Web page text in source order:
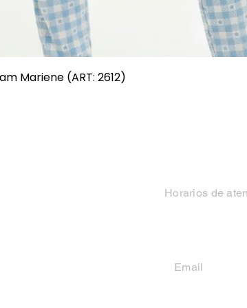
Vista rápida
Mariene (ART: 2612)
Horarios de
Email